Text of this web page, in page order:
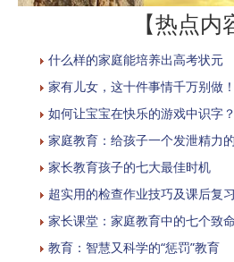
【热点内
什么样的家庭能培养出高考状元
家有儿女，这十件事情千万别做！
如何让宝宝在快乐的游戏中识字？
家庭教育：给孩子一个发泄精力
家长教育孩子的七大最佳时机
超实用的检查作业技巧及课后复
家长课堂：家庭教育中的七个致
教育：智慧又科学的“惩罚”教育